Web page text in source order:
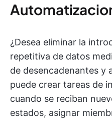
¿Desea eliminar la
repetitiva de datos
de desencadenantes y
puede crear tareas de
cuando se reciban
estados, asignar